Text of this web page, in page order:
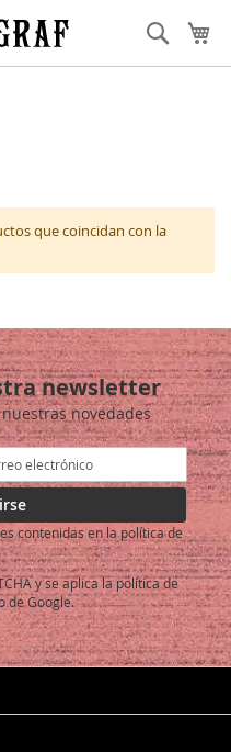
Buscar
que coincidan con la
newsletter
novedades
contenidas en la política de
y se aplica lapolítica de
de Google.